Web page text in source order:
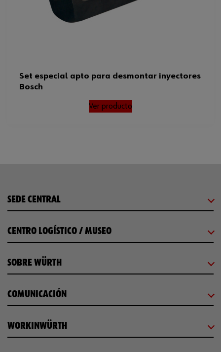
Set especial apto para desmontar inyectores
Bosch
Ver producto
SEDE CENTRAL
CENTRO LOGÍSTICO / MUSEO
SOBRE WÜRTH
COMUNICACIÓN
WORKINWÜRTH